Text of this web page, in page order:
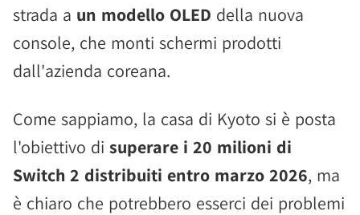
strada a un modello OLED della nuova
console, che monti schermi prodotti
dall'azienda coreana.
Come sappiamo, la casa di Kyoto si è posta
l'obiettivo di superare i 20 milioni di
Switch 2 distribuiti entro marzo 2026, ma
è chiaro che potrebbero esserci dei problemi